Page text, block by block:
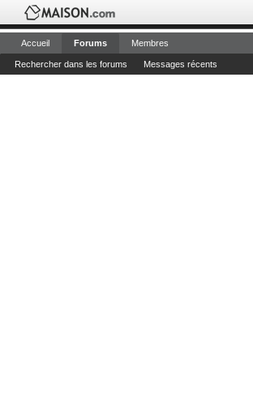
Accueil Forums
Rechercher dans les forums Messages récents
Membres